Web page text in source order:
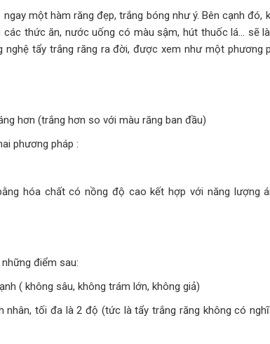
một hàm răng đẹp, trắng bóng như ý. Bên cạnh đó,
thức ăn, nước uống có màu sậm, hút thuốc lá… sẽ
nghệ tẩy trắng răng ra đời, được xem như một phương
hơn (trắng hơn so với màu răng ban đầu)
phương pháp :
hóa chất có nồng độ cao kết hợp với năng lượng
điểm sau:
( không sâu, không trám lớn, không giả)
tối đa là 2 độ (tức là tẩy trắng răng không có